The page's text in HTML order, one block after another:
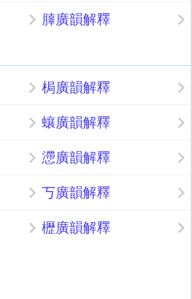
䐻廣韻解釋
梮廣韻解釋
蠰廣韻解釋
懘廣韻解釋
丂廣韻解釋
櫪廣韻解釋